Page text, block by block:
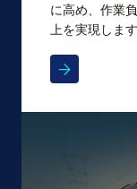
に高め、作業
上を実現します